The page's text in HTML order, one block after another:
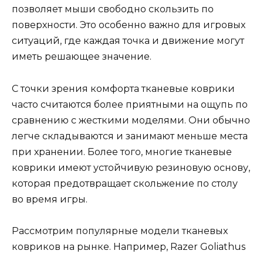
позволяет мыши свободно скользить по
поверхности. Это особенно важно для игровых
ситуаций, где каждая точка и движение могут
иметь решающее значение.
С точки зрения комфорта тканевые коврики
часто считаются более приятными на ощупь по
сравнению с жесткими моделями. Они обычно
легче складываются и занимают меньше места
при хранении. Более того, многие тканевые
коврики имеют устойчивую резиновую основу,
которая предотвращает скольжение по столу
во время игры.
Рассмотрим популярные модели тканевых
ковриков на рынке. Например, Razer Goliathus